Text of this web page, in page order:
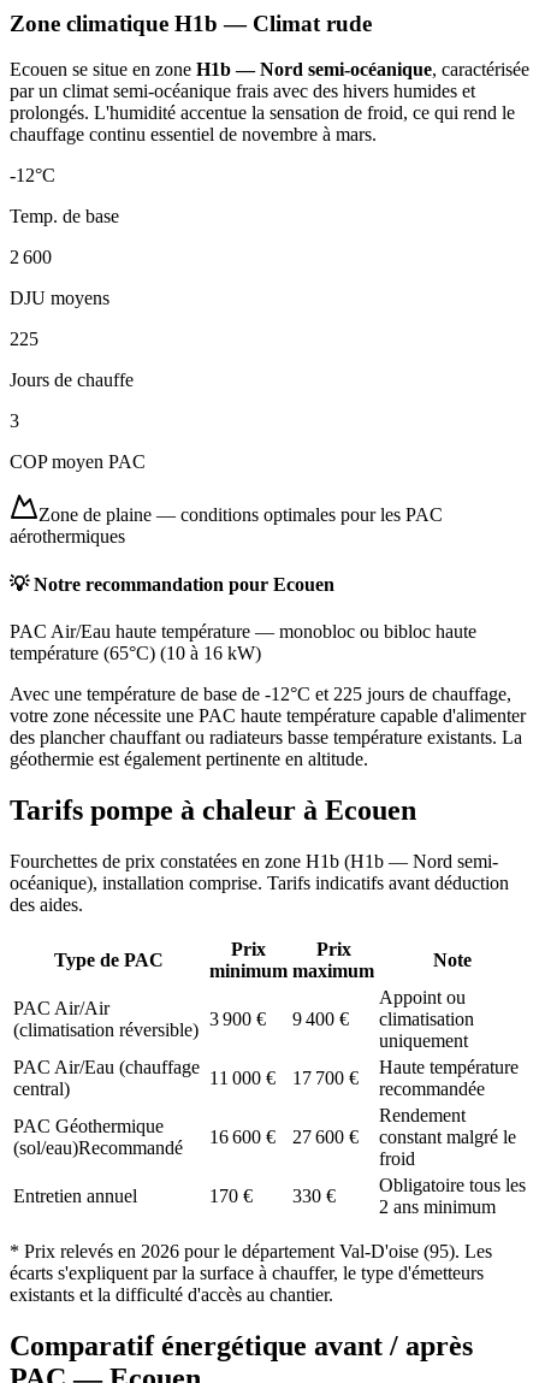
Zone climatique H1b — Climat rude
Ecouen se situe en zone H1b — Nord semi-océanique, caractérisée
par un climat semi-océanique frais avec des hivers humides et
prolongés. L'humidité accentue la sensation de froid, ce qui rend le
chauffage continu essentiel de novembre à mars.
-12°C
Temp. de base
2 600
DJU moyens
225
Jours de chauffe
3
COP moyen PAC
Zone de plaine — conditions optimales pour les PAC
aérothermiques
💡 Notre recommandation pour Ecouen
PAC Air/Eau haute température — monobloc ou bibloc haute
température (65°C) (10 à 16 kW)
Avec une température de base de -12°C et 225 jours de chauffage,
votre zone nécessite une PAC haute température capable d'alimenter
des plancher chauffant ou radiateurs basse température existants. La
géothermie est également pertinente en altitude.
Tarifs pompe à chaleur à Ecouen
Fourchettes de prix constatées en zone H1b (H1b — Nord semi-
océanique), installation comprise. Tarifs indicatifs avant déduction
des aides.
Type de PAC
Prix
minimum
Prix
maximum
Note
PAC Air/Air
(climatisation réversible)
3 900 € 9 400 €
Appoint ou
climatisation
uniquement
PAC Air/Eau (chauffage
central)
11 000 € 17 700 €
Haute température
recommandée
PAC Géothermique
(sol/eau)Recommandé
16 600 € 27 600 €
Rendement
constant malgré le
froid
Entretien annuel
170 € 330 €
Obligatoire tous les
2 ans minimum
* Prix relevés en 2026 pour le département Val-D'oise (95). Les
écarts s'expliquent par la surface à chauffer, le type d'émetteurs
existants et la difficulté d'accès au chantier.
Comparatif énergétique avant / après